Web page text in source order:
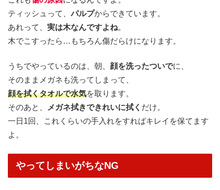
ティッシュって、パルプからできています。
あれって、 実は木なんですよね。
木でこすったら…もちろん傷だらけになります。
うちでやっているのは、朝、 顔を洗ったついでに、
そのままメガネも洗ってしまって、
顔を拭くタオルで水気を取ります。
そのあと、
メガネ拭きできれいに拭く だけ。
一日1回、これくらいの手入れをすればキレイを保てます
よ。
やってしまいがちなNG